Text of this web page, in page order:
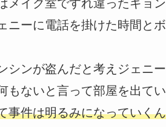
メイク室ですれ違ったギョ
ニーに電話を掛けた時間と
シンが盗んだと考えジェニ
もないと言って部屋を出て
事件は明るみになっていく